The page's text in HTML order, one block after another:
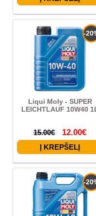
-
Liqui Moly - SUPER
LEICHTLAUF 10W40
15.00€ 12.00€
-